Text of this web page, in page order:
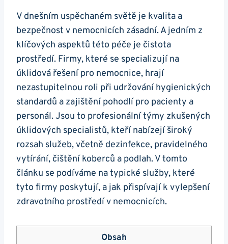
V dnešním uspěchaném světě je kvalita a
bezpečnost v nemocnicích zásadní. A jedním z
klíčových aspektů této péče je čistota
prostředí. Firmy, které se specializují na
úklidová řešení pro nemocnice, hrají
nezastupitelnou roli při udržování hygienických
standardů a zajištění pohodlí pro pacienty a
personál. Jsou to profesionální týmy zkušených
úklidových specialistů, kteří nabízejí široký
rozsah služeb, včetně dezinfekce, pravidelného
vytírání, čištění koberců a podlah. V tomto
článku se podíváme na typické služby, které
tyto firmy poskytují, a jak přispívají k vylepšení
zdravotního prostředí v nemocnicích.
Obsah